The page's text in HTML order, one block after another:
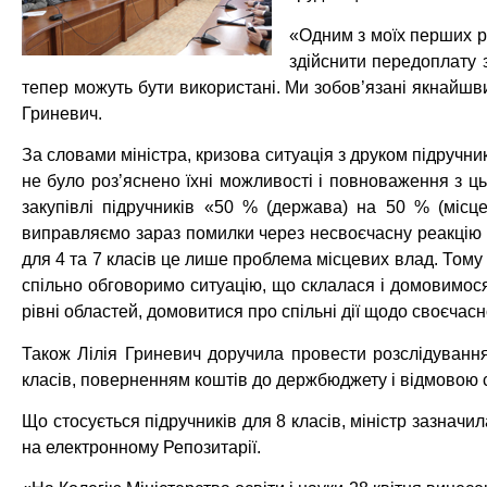
«Одним з моїх перших
здійснити
тепер можуть бути використані. Ми зобов’язані
Гриневич.
За словами міністра, кризова ситуація з друком
не було роз’яснено їхні можливості і повноваження з
закупівлі підручників «50 % (держава) на 50 %
виправляємо зараз помилки через несвоєчасну
для 4 та 7 класів це лише проблема місцевих влад.
спільно обговоримо ситуацію, що склалася і
рівні областей, домовитися про спільні дії щодо
Також Лілія Гриневич доручила провести
класів, поверненням коштів до держбюджету і
Що стосується підручників для 8 класів, міністр
на електронному Репозитарії.